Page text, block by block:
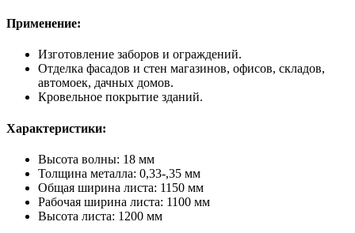
Применение:
Изготовление заборов и ограждений.
Отделка фасадов и стен магазинов, офисов, складов,
автомоек, дачных домов.
Кровельное покрытие зданий.
Характеристики:
Высота волны: 18 мм
Толщина металла: 0,33-,35 мм
Общая ширина листа: 1150 мм
Рабочая ширина листа: 1100 мм
Высота листа: 1200 мм